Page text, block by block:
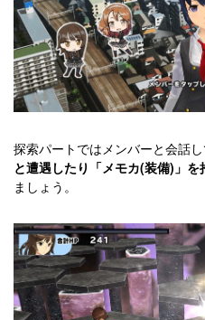
探索パートではメンバーと会話し
と遭遇したり「メモカ(装備)」を
ましょう。